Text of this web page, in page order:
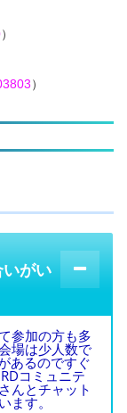
）
）
がい
参加の方も多
場は少人数で
あるのですぐ
コミュニテ
んとチャット
ます。